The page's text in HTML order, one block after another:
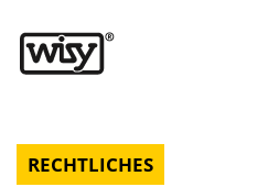
RECHTLICHES